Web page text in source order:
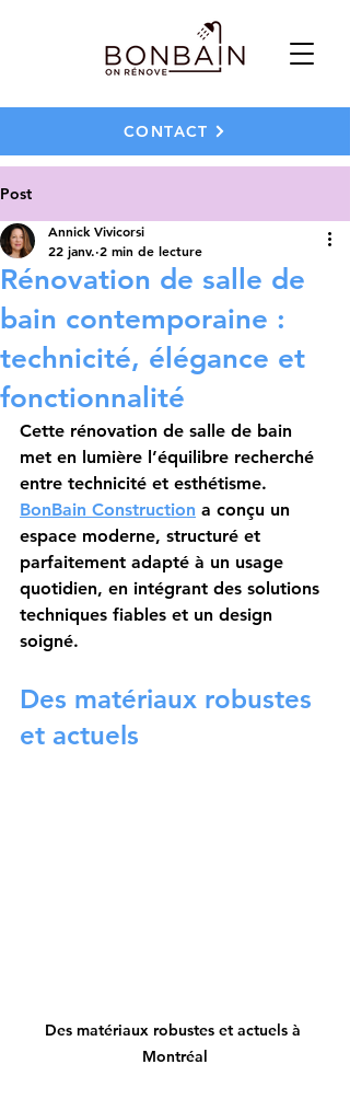
CONTACT
Post
Rénovation de salle de
bain contemporaine :
technicité, élégance et
fonctionnalité
Annick Vivicorsi
22 janv. 2 min de lecture
Cette rénovation de salle de bain
met en lumière l’équilibre recherché
entre technicité et esthétisme.
BonBain Construction a conçu un
espace moderne, structuré et
parfaitement adapté à un usage
quotidien, en intégrant des solutions
techniques fiables et un design
soigné.
Des matériaux robustes
et actuels
Des matériaux robustes et actuels à
Montréal